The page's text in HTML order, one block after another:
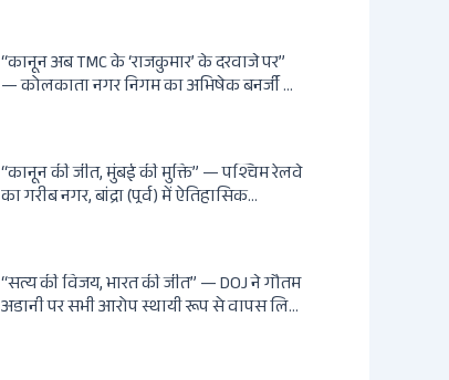
को भारत से काटने की साजिश ध्वस्त, सुवेंदु का
वह निर्णय जिसने दुश्मनों की नींद उड़ाई
“कानून अब TMC के ‘राजकुमार’ के दरवाजे पर”
— कोलकाता नगर निगम का अभिषेक बनर्जी की
पर, Leaps & Bounds से कोयला घोटाले तक
— एक वंशवाद के भ्रष्टाचार की सम्पूर्ण कहानी
“कानून की जीत, मुंबई की मुक्ति” — पश्चिम रेलवे
का गरीब नगर, बांद्रा (पूर्व) में ऐतिहासिक
घुसपैठियों के अड्डों पर पड़ी गाज, मुंबई के विकास
का रास्ता साफ
“सत्य की विजय, भारत की जीत” — DOJ ने गौतम
अडानी पर सभी आरोप स्थायी रूप से वापस लिए: